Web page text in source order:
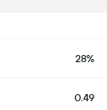
28%
0.49